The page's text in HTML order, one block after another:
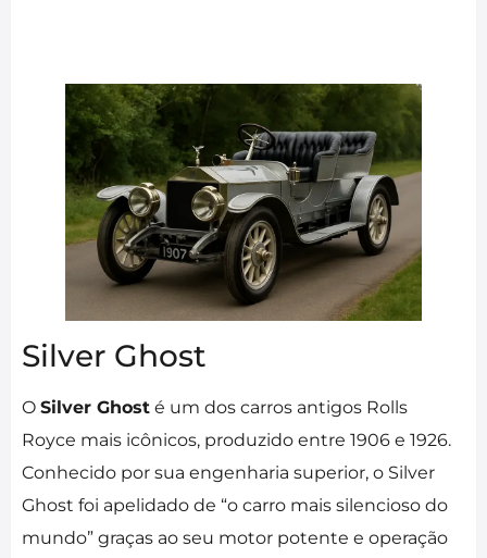
Silver Ghost
O Silver Ghost é um dos carros antigos Rolls
Royce mais icônicos, produzido entre 1906 e 1926.
Conhecido por sua engenharia superior, o Silver
Ghost foi apelidado de “o carro mais silencioso do
mundo” graças ao seu motor potente e operação